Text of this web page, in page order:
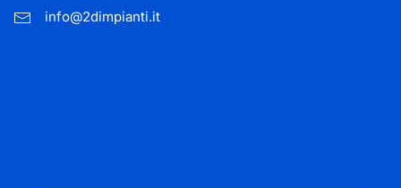
info@2dimpianti.it